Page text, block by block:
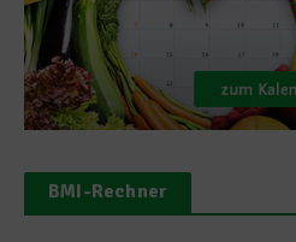
BMI-Rechner